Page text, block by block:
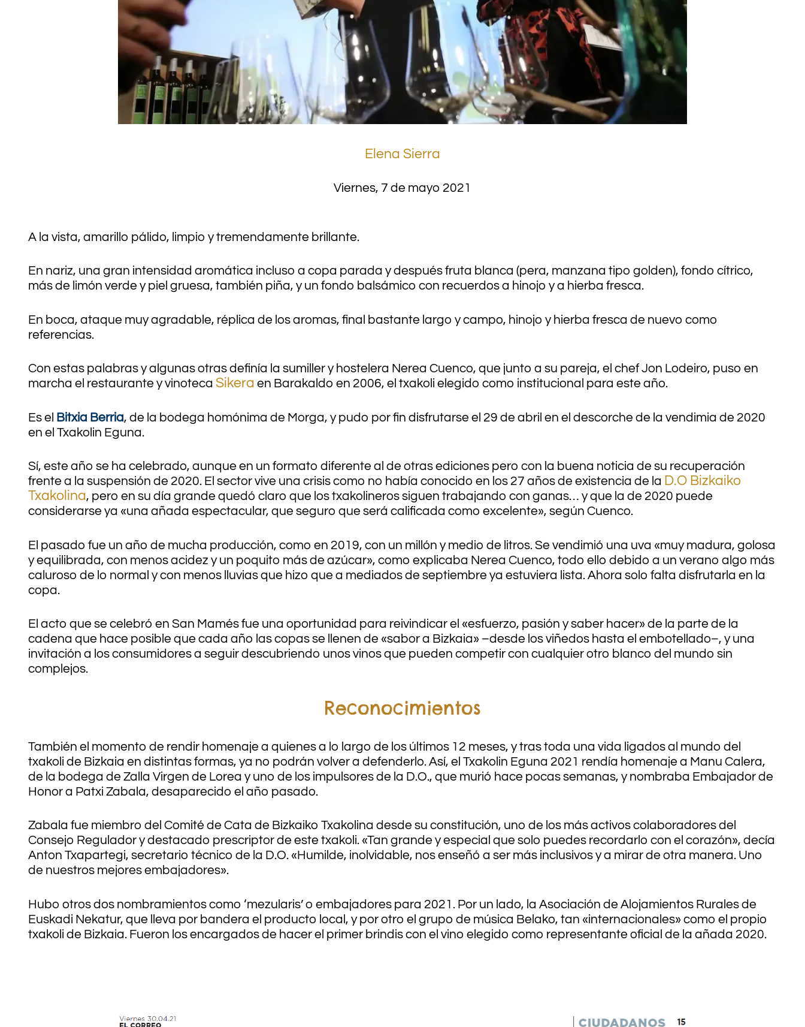
Elena Sierra
Viernes, 7 de mayo 2021
A la vista, amarillo pálido, limpio y tremendamente brillante.
En nariz, una gran intensidad aromática incluso a copa parada y después fruta blanca (pera, manzana tipo golden), fondo cítrico,
más de limón verde y piel gruesa, también piña, y un fondo balsámico con recuerdos a hinojo y a hierba fresca.
En boca, ataque muy agradable, réplica de los aromas, final bastante largo y campo, hinojo y hierba fresca de nuevo como
referencias.
Con estas palabras y algunas otras definía la sumiller y hostelera Nerea Cuenco, que junto a su pareja, el chef Jon Lodeiro, puso en
marcha el restaurante y vinoteca Sikera en Barakaldo en 2006, el txakoli elegido como institucional para este año.
Es el Bitxia Berria, de la bodega homónima de Morga, y pudo por fin disfrutarse el 29 de abril en el descorche de la vendimia de 2020
en el Txakolin Eguna.
Sí, este año se ha celebrado, aunque en un formato diferente al de otras ediciones pero con la buena noticia de su recuperación
frente a la suspensión de 2020. El sector vive una crisis como no había conocido en los 27 años de existencia de la D.O Bizkaiko
Txakolina, pero en su día grande quedó claro que los txakolineros siguen trabajando con ganas… y que la de 2020 puede
considerarse ya «una añada espectacular, que seguro que será calificada como excelente», según Cuenco.
El pasado fue un año de mucha producción, como en 2019, con un millón y medio de litros. Se vendimió una uva «muy madura, golosa
y equilibrada, con menos acidez y un poquito más de azúcar», como explicaba Nerea Cuenco, todo ello debido a un verano algo más
caluroso de lo normal y con menos lluvias que hizo que a mediados de septiembre ya estuviera lista. Ahora solo falta disfrutarla en la
copa.
El acto que se celebró en San Mamés fue una oportunidad para reivindicar el «esfuerzo, pasión y saber hacer» de la parte de la
cadena que hace posible que cada año las copas se llenen de «sabor a Bizkaia» –desde los viñedos hasta el embotellado–, y una
invitación a los consumidores a seguir descubriendo unos vinos que pueden competir con cualquier otro blanco del mundo sin
complejos.
Reconocimientos
También el momento de rendir homenaje a quienes a lo largo de los últimos 12 meses, y tras toda una vida ligados al mundo del
txakoli de Bizkaia en distintas formas, ya no podrán volver a defenderlo. Así, el Txakolin Eguna 2021 rendía homenaje a Manu Calera,
de la bodega de Zalla Virgen de Lorea y uno de los impulsores de la D.O., que murió hace pocas semanas, y nombraba Embajador de
Honor a Patxi Zabala, desaparecido el año pasado.
Zabala fue miembro del Comité de Cata de Bizkaiko Txakolina desde su constitución, uno de los más activos colaboradores del
Consejo Regulador y destacado prescriptor de este txakoli. «Tan grande y especial que solo puedes recordarlo con el corazón», decía
Anton Txapartegi, secretario técnico de la D.O. «Humilde, inolvidable, nos enseñó a ser más inclusivos y a mirar de otra manera. Uno
de nuestros mejores embajadores».
Hubo otros dos nombramientos como ‘mezularis’ o embajadores para 2021. Por un lado, la Asociación de Alojamientos Rurales de
Euskadi Nekatur, que lleva por bandera el producto local, y por otro el grupo de música Belako, tan «internacionales» como el propio
txakoli de Bizkaia. Fueron los encargados de hacer el primer brindis con el vino elegido como representante oficial de la añada 2020.